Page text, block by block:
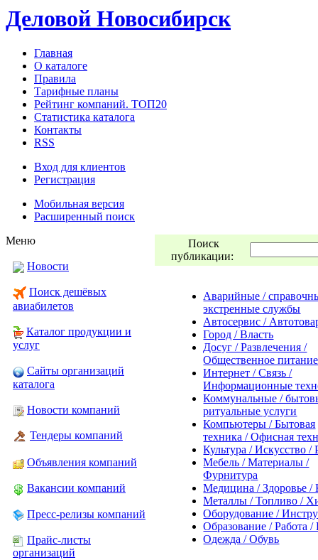
Деловой Новосибирск
Главная
О каталоге
Правила
Тарифные планы
Рейтинг компаний. ТОП20
Статистика каталога
Контакты
RSS
Вход для клиентов
Регистрация
Мобильная версия
Расширенный поиск
Меню
Новости
Поиск дешёвых
авиабилетов
Каталог продукции и
услуг
Сайты организаций
каталога
Новости компаний
Тендеры компаний
Объявления компаний
Вакансии компаний
Пресс-релизы компаний
Прайс-листы
организаций
Поиск
публикации:
Аварийные /
экстренные службы
Автосервис /
Город / Власть
Досуг / Развлечения /
Общественное питание
Интернет / Связь /
Информационные
Коммунальные /
ритуальные услуги
Компьютеры / Бытовая
техника / Офисная
Культура / Искусство /
Мебель / Материалы /
Фурнитура
Медицина / Здоровье /
Металлы / Топливо /
Оборудование /
Образование / Работа /
Одежда / Обувь